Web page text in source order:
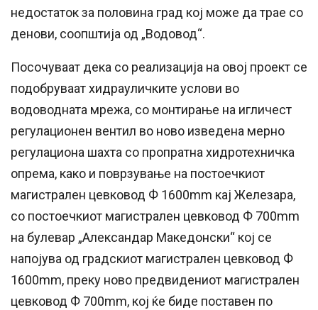
недостаток за половина град кој може да трае со
денови, соопштија од „Водовод“.
Посочуваат дека со реализација на овој проект се
подобруваат хидрауличките услови во
водоводната мрежа, со монтирање на игличест
регулационен вентил во ново изведена мерно
регулациона шахта со пропратна хидротехничка
опрема, како и поврзување на постоечкиот
магистрален цевковод Ф 1600mm кај Железара,
со постоечкиот магистрален цевковод Ф 700mm
на булевар „Александар Македонски“ кој се
напојува од градскиот магистрален цевковод Ф
1600mm, преку ново предвидениот магистрален
цевковод Ф 700mm, кој ќе биде поставен по